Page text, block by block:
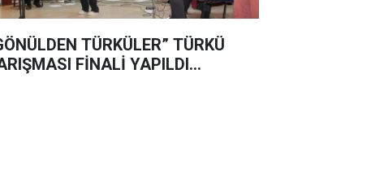
TÜRKÜLER” TÜRKÜ
FİNALİ YAPILDI…